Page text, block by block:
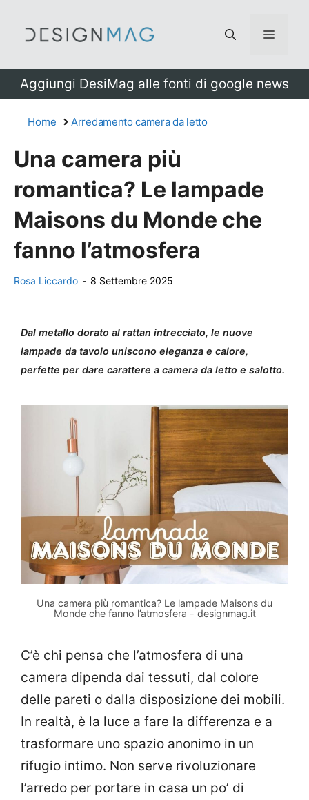
Menu
Aggiungi DesiMag alle fonti di google news
Home Arredamento camera da letto
Una camera più
romantica? Le lampade
Maisons du Monde che
fanno l’atmosfera
Rosa Liccardo - 8 Settembre 2025
Dal metallo dorato al rattan intrecciato, le nuove
lampade da tavolo uniscono eleganza e calore,
perfette per dare carattere a camera da letto e salotto.
Una camera più romantica? Le lampade Maisons du
Monde che fanno l’atmosfera - designmag.it
C’è chi pensa che l’atmosfera di una
camera dipenda dai tessuti, dal colore
delle pareti o dalla disposizione dei mobili.
In realtà, è la luce a fare la differenza e a
trasformare uno spazio anonimo in un
rifugio intimo. Non serve rivoluzionare
l’arredo per portare in casa un po’ di